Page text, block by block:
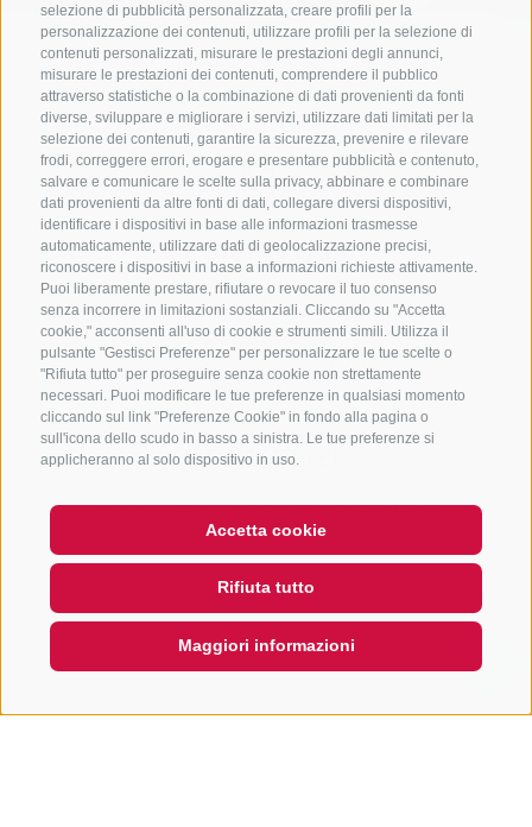
selezione di pubblicità personalizzata, creare profili per la
personalizzazione dei contenuti, utilizzare profili per la selezione di
contenuti personalizzati, misurare le prestazioni degli annunci,
misurare le prestazioni dei contenuti, comprendere il pubblico
attraverso statistiche o la combinazione di dati provenienti da fonti
diverse, sviluppare e migliorare i servizi, utilizzare dati limitati per la
selezione dei contenuti, garantire la sicurezza, prevenire e rilevare
frodi, correggere errori, erogare e presentare pubblicità e contenuto,
salvare e comunicare le scelte sulla privacy, abbinare e combinare
dati provenienti da altre fonti di dati, collegare diversi dispositivi,
identificare i dispositivi in base alle informazioni trasmesse
automaticamente, utilizzare dati di geolocalizzazione precisi,
riconoscere i dispositivi in base a informazioni richieste attivamente.
Puoi liberamente prestare, rifiutare o revocare il tuo consenso
senza incorrere in limitazioni sostanziali. Cliccando su "Accetta
cookie," acconsenti all'uso di cookie e strumenti simili. Utilizza il
pulsante "Gestisci Preferenze" per personalizzare le tue scelte o
"Rifiuta tutto" per proseguire senza cookie non strettamente
necessari. Puoi modificare le tue preferenze in qualsiasi momento
cliccando sul link "Preferenze Cookie" in fondo alla pagina o
sull'icona dello scudo in basso a sinistra. Le tue preferenze si
applicheranno al solo dispositivo in uso.
Accetta cookie
Rifiuta tutto
Maggiori informazioni
CONTATTACI
+39 0472 765325/+39 0472 760608/+39 0472
632372
info@sterzing-ratschings.it
NEWSLETTER
Rimani aggiornato sulle nostre offerte
Registrati QUICKLINKS